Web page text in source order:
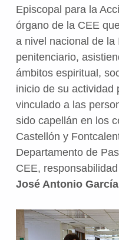
Episcopal para la
órgano de la CEE
a nivel nacional de
penitenciario,
ámbitos espiritual,
inicio de su actividad
vinculado a las
sido capellán en los
Castellón y
Departamento de
CEE,
José Antonio García